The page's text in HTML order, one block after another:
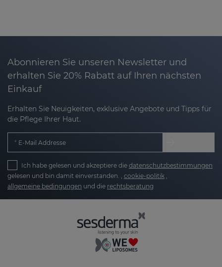
Abonnieren Sie unseren Newsletter und
erhalten Sie 20% Rabatt auf Ihren nächsten
Einkauf
Erhalten Sie Neuigkeiten, exklusive Angebote und Tipps für
die Pflege Ihrer Haut.
E-Mail Addresse
Ich habe gelesen und akzeptiere die datenschutzbestimmungen
gelesen und bin damit einverstanden. , cookie-politik
allgemeine bedingungen und die rechtsberatung